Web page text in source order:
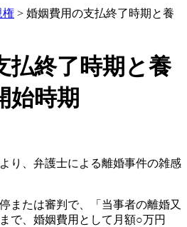
権 > 婚姻費用の支払終了時期と養
払終了時期と養
始時期
り、弁護士による離婚事件の雑感
または審判で、「当事者の離婚又
で、婚姻費用として月額○万円